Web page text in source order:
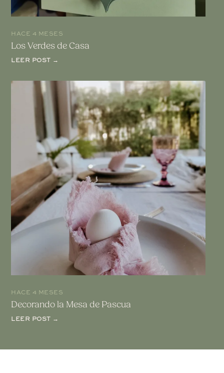
HACE 4 MESES
Los Verdes de Casa
LEER POST →
HACE 4 MESES
Decorando la Mesa de Pascua
LEER POST →